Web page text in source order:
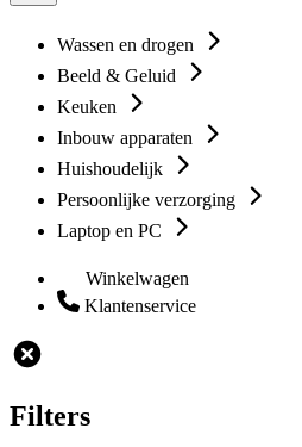
Wassen en drogen
Beeld & Geluid
Keuken
Inbouw apparaten
Huishoudelijk
Persoonlijke verzorging
Laptop en PC
Winkelwagen
Klantenservice
Filters